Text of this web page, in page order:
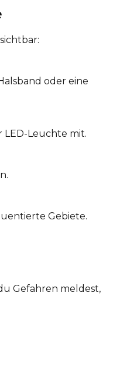
oder eine
LED-Leuchte mit.
Gebiete.
Gefahren meldest,